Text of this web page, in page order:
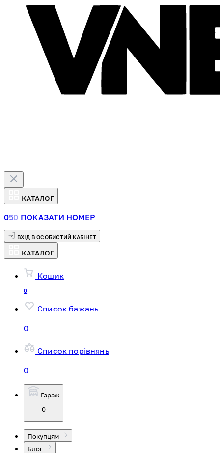
КАТАЛОГ
050 ПОКАЗАТИ НОМЕР
ВХІД В ОСОБИСТИЙ КАБІНЕТ
КАТАЛОГ
Кошик
0
Список бажань
0
Список порівнянь
0
Гараж
0
Покупцям
Блог